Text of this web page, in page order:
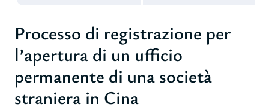
Processo di registrazione per
l’apertura di un ufficio
permanente di una società
straniera in Cina